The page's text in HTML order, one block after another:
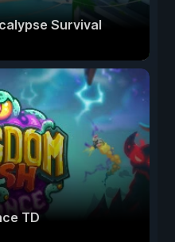
Survival
TD